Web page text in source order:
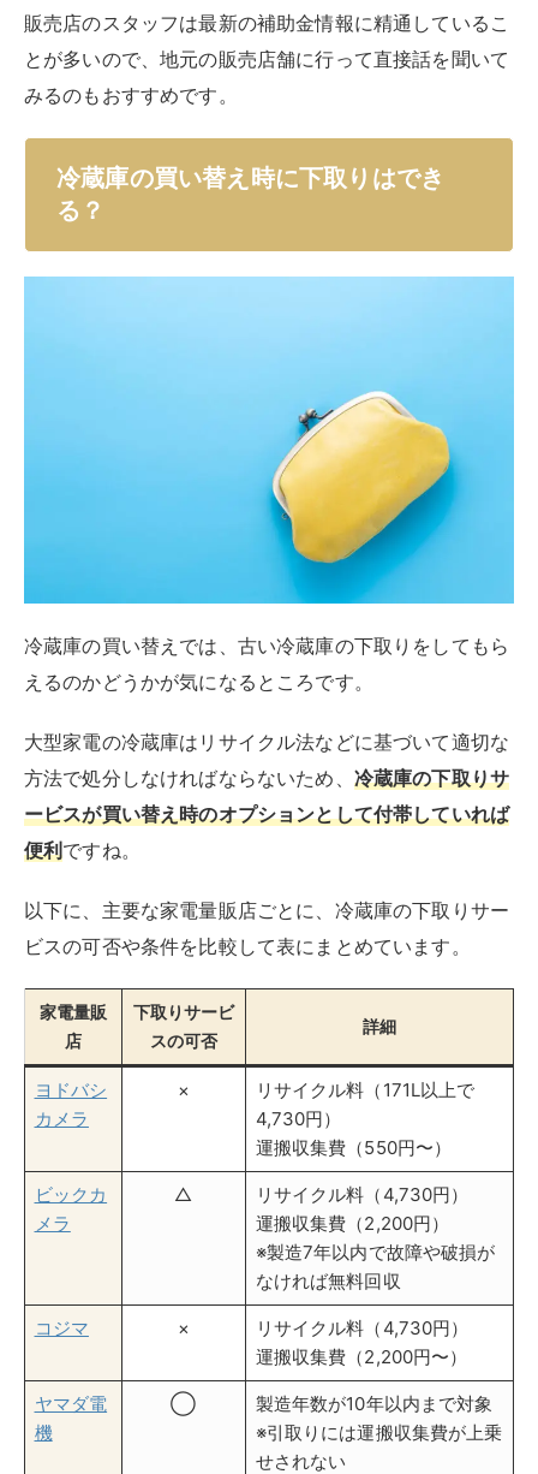
販売店のスタッフは最新の補助金情報に精通しているこ
とが多いので、地元の販売店舗に行って直接話を聞いて
みるのもおすすめです。
冷蔵庫の買い替え時に下取りはでき
る？
冷蔵庫の買い替えでは、古い冷蔵庫の下取りをしてもら
えるのかどうかが気になるところです。
大型家電の冷蔵庫はリサイクル法などに基づいて適切な
方法で処分しなければならないため、 冷蔵庫の下取りサ
ービスが買い替え時のオプションとして付帯していれば
便利ですね。
以下に、主要な家電量販店ごとに、冷蔵庫の下取りサー
ビスの可否や条件を比較して表にまとめています。
家電量販
店
下取りサービ
スの可否
詳細
ヨドバシ
カメラ
×
リサイクル料（171L以上で
4,730円）
運搬収集費（550円〜）
ビックカ
メラ
△
リサイクル料（4,730円）
運搬収集費（2,200円）
※製造7年以内で故障や破損が
なければ無料回収
コジマ ×
リサイクル料（4,730円）
運搬収集費（2,200円〜）
ヤマダ電
機
◯
製造年数が10年以内まで対象
※引取りには運搬収集費が上乗
せされない